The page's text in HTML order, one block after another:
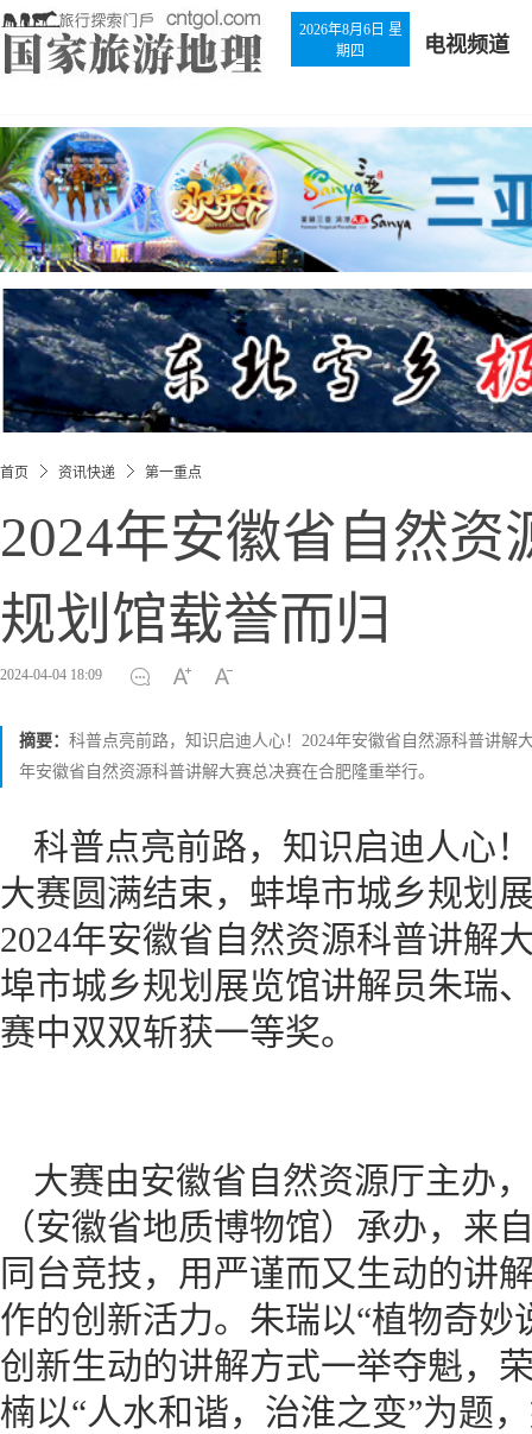
2026年8月6日 星
期四
电视频道
首页 资讯快递 第一重点
2024年安徽省自然
规划馆载誉而归
2024-04-04 18:09
摘要： 科普点亮前路，知识启迪人心！2024年安徽省自然源科普讲解
年安徽省自然资源科普讲解大赛总决赛在合肥隆重举行。
科普点亮前路，知识启迪人心
大赛圆满结束，蚌埠市城乡规划
2024年安徽省自然资源科普讲解
埠市城乡规划展览馆讲解员朱瑞
赛中双双斩获一等奖。
大赛由安徽省自然资源厅主办
（安徽省地质博物馆）承办，来
同台竞技，用严谨而又生动的讲
作的创新活力。朱瑞以“植物奇
创新生动的讲解方式一举夺魁，
楠以“人水和谐，治淮之变”为题